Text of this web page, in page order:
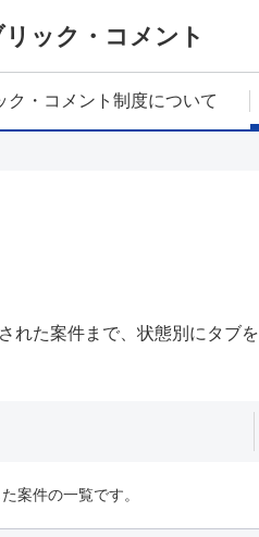
ック・コメント
ク・コメント制度について
れた案件まで、状態別にタブ
案件の一覧です。